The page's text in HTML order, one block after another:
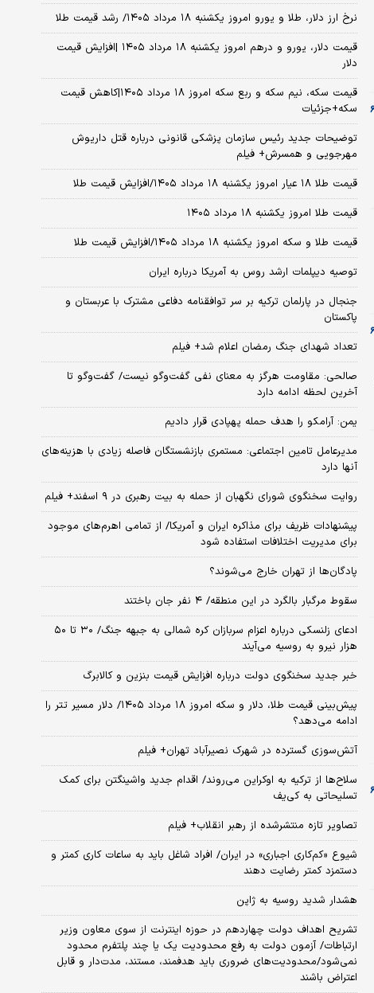
نرخ ارز دلار، طلا و یورو امروز یکشنبه ۱۸ مرداد ۱۴۰۵/ رشد قیمت طلا
قیمت دلار، یورو و درهم امروز یکشنبه ۱۸ مرداد ۱۴۰۵ |افزایش قیمت
دلار
قیمت سکه، نیم سکه و ربع سکه امروز ۱۸ مرداد ۱۴۰۵|کاهش قیمت
سکه+جزئیات
توضیحات جدید رئیس سازمان پزشکی قانونی درباره قتل داریوش
مهرجویی و همسرش+ فیلم
قیمت طلا ۱۸ عیار امروز یکشنبه ۱۸ مرداد ۱۴۰۵/افزایش قیمت طلا
قیمت طلا امروز یکشنبه ۱۸ مرداد ۱۴۰۵
قیمت طلا و سکه امروز یکشنبه ۱۸ مرداد ۱۴۰۵/افزایش قیمت طلا
توصیه دیپلمات ارشد روس به آمریکا درباره ایران
جنجال در پارلمان ترکیه بر سر توافقنامه دفاعی مشترک با عربستان و
پاکستان
تعداد شهدای جنگ رمضان اعلام شد+ فیلم
صالحی: مقاومت هرگز به معنای نفی گفت‌وگو نیست/ گفت‌وگو تا
آخرین لحظه ادامه دارد
یمن: آرامکو را هدف حمله پهپادی قرار دادیم
مدیرعامل تامین اجتماعی: مستمری بازنشستگان فاصله زیادی با هزینه‌های
آنها دارد
روایت سخنگوی شورای نگهبان از حمله به بیت رهبری در ۹ اسفند+ فیلم
پیشنهادات ظریف برای مذاکره ایران و آمریکا/ از تمامی اهرم‌های موجود
برای مدیریت اختلافات استفاده شود
پادگان‌ها از تهران خارج می‌شوند؟
سقوط مرگبار بالگرد در این منطقه/ ۴ نفر جان باختند
ادعای زلنسکی درباره اعزام سربازان کره شمالی به جبهه جنگ/ ۳۰ تا ۵۰
هزار نیرو به روسیه می‌آیند
خبر جدید سخنگوی دولت درباره افزایش قیمت بنزین و کالابرگ
پیش‌بینی قیمت طلا، دلار و سکه امروز ۱۸ مرداد ۱۴۰۵/ دلار مسیر تتر را
ادامه می‌دهد؟
آتش‌سوزی گسترده در شهرک نصیرآباد تهران+ فیلم
سلاح‌ها از ترکیه به اوکراین می‌روند/ اقدام جدید واشینگتن برای کمک
تسلیحاتی به کی‌یف
تصاویر تازه منتشرشده از رهبر انقلاب+ فیلم
شیوع «کم‌کاری اجباری» در ایران/ افراد شاغل باید به ساعات کاری کمتر و
دستمزد کمتر رضایت دهند
هشدار شدید روسیه به ژاپن
تشریح اهداف دولت چهاردهم در حوزه اینترنت از سوی معاون وزیر
ارتباطات/ آزمون دولت به رفع محدودیت یک یا چند پلتفرم محدود
نمی‌‎شود/محدودیت‌های ضروری باید هدفمند، مستند، مدت‌دار و قابل
اعتراض باشند